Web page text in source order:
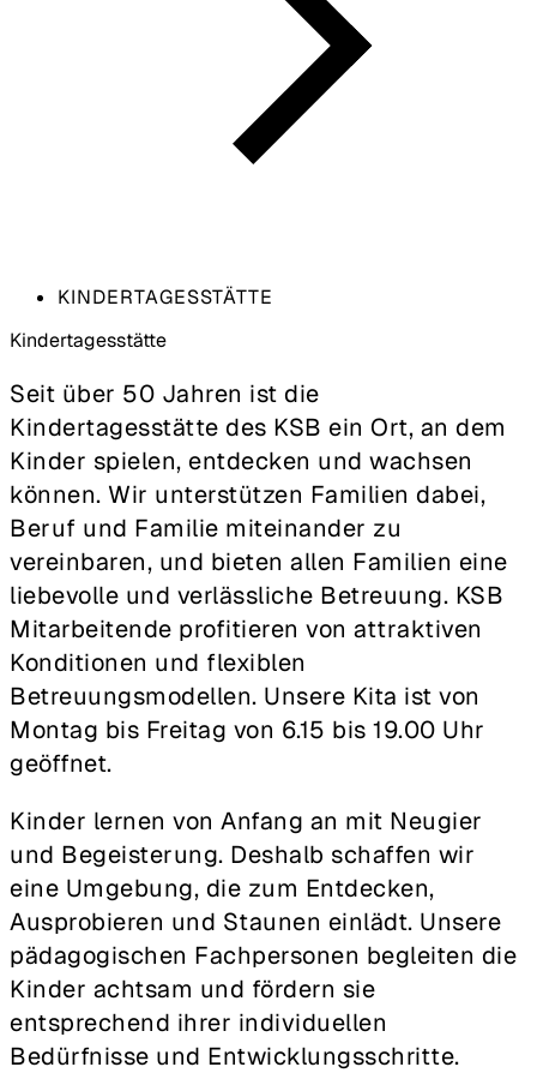
KINDERTAGESSTÄTTE
Kindertages­stätte
Seit über 50 Jahren ist die
Kindertagesstätte des KSB ein Ort, an dem
Kinder spielen, entdecken und wachsen
können. Wir unterstützen Familien dabei,
Beruf und Familie miteinander zu
vereinbaren, und bieten allen Familien eine
liebevolle und verlässliche Betreuung. KSB
Mitarbeitende profitieren von attraktiven
Konditionen und flexiblen
Betreuungsmodellen. Unsere Kita ist von
Montag bis Freitag von 6.15 bis 19.00 Uhr
geöffnet.
Kinder lernen von Anfang an mit Neugier
und Begeisterung. Deshalb schaffen wir
eine Umgebung, die zum Entdecken,
Ausprobieren und Staunen einlädt. Unsere
pädagogischen Fachpersonen begleiten die
Kinder achtsam und fördern sie
entsprechend ihrer individuellen
Bedürfnisse und Entwicklungsschritte.